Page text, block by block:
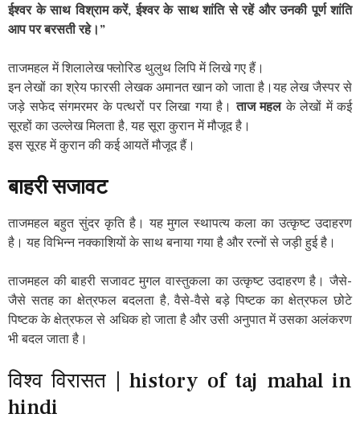
ईश्वर के साथ विश्राम करें, ईश्वर के साथ शांति से रहें और उनकी पूर्ण शांति
आप पर बरसती रहे।”
ताजमहल में शिलालेख फ्लोरिड थुलुथ लिपि में लिखे गए हैं।
इन लेखों का श्रेय फारसी लेखक अमानत खान को जाता है।यह लेख जैस्पर से
जड़े सफेद संगमरमर के पत्थरों पर लिखा गया है।ताज महलके लेखों में कई
सूरहों का उल्लेख मिलता है, यह सूरा कुरान में मौजूद है।
इस सूरह में कुरान की कई आयतें मौजूद हैं।
बाहरी सजावट
ताजमहल बहुत सुंदर कृति है। यह मुगल स्थापत्य कला का उत्कृष्ट उदाहरण
है। यह विभिन्न नक्काशियों के साथ बनाया गया है और रत्नों से जड़ी हुई है।
ताजमहल की बाहरी सजावट मुगल वास्तुकला का उत्कृष्ट उदाहरण है। जैसे-
जैसे सतह का क्षेत्रफल बदलता है, वैसे-वैसे बड़े पिष्टक का क्षेत्रफल छोटे
पिष्टक के क्षेत्रफल से अधिक हो जाता है और उसी अनुपात में उसका अलंकरण
भी बदल जाता है।
विश्व विरासत | history of taj mahal in
hindi